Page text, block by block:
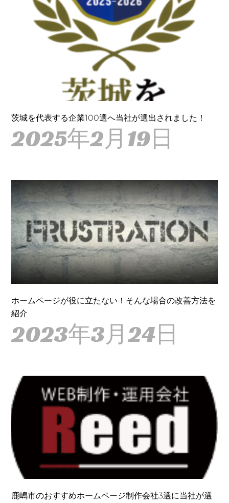
茨城を代表する企業100選へ当社が選出されました！
2025年2月19日
ホームページが役に立たない！そんな場合の改善方法を
紹介
2023年3月24日
鹿嶋市のおすすめホームページ制作会社3選に当社が選